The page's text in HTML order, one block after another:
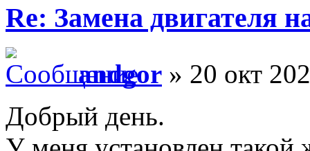
Re: Замена двигателя
andgor » 20 окт
Добрый день.